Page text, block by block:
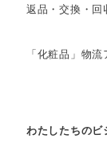
返品・交換・回
「化粧品」物
わたしたちのビ